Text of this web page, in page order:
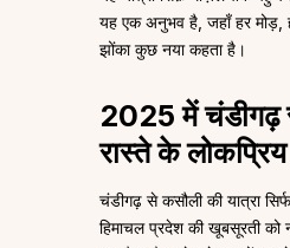
यह एक अनुभव है, जहाँ हर मोड़,
झोंका कुछ नया कहता है।
2025 में
रास्ते के
चंडीगढ़ से कसौली की यात्रा
हिमाचल प्रदेश की खूबसूरती